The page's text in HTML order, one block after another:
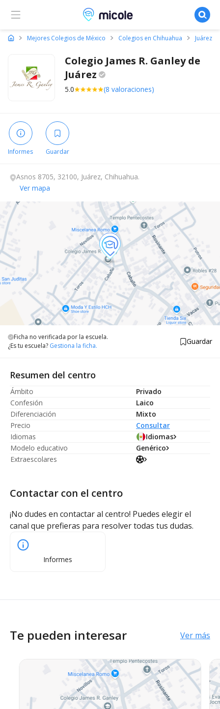
Micole, buscador de colegios
Mejores Colegios de México Colegios en Chihuahua Juárez
Colegio James R. Ganley de
Juárez
5.0 (8 valoraciones)
Informes Guardar
Asnos 8705, 32100, Juárez, Chihuahua.
Ver mapa
Ficha no verificada por la escuela.
¿Es tu escuela? Gestiona la ficha. Guardar
Resumen del centro
Ámbito
Privado
Confesión
Laico
Diferenciación
Mixto
Precio
Consultar
Idiomas
Idiomas
Modelo educativo
Genérico
Extraescolares
Contactar con el centro
¡No dudes en contactar al centro! Puedes elegir el
canal que prefieras para resolver todas tus dudas.
Informes
Te pueden interesar Ver más